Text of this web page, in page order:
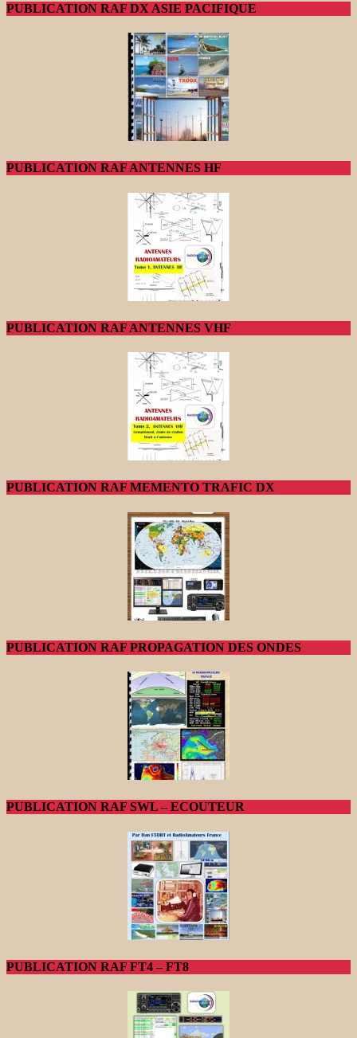
PUBLICATION RAF DX ASIE PACIFIQUE
PUBLICATION RAF ANTENNES HF
PUBLICATION RAF ANTENNES VHF
PUBLICATION RAF MEMENTO TRAFIC DX
PUBLICATION RAF PROPAGATION DES ONDES
PUBLICATION RAF SWL – ECOUTEUR
PUBLICATION RAF FT4 – FT8